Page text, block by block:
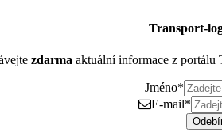
Transport-
zdarma aktuální informace z portálu
Jméno*
E-mail*